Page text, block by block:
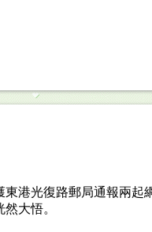
港光復路郵局通報兩
大悟。